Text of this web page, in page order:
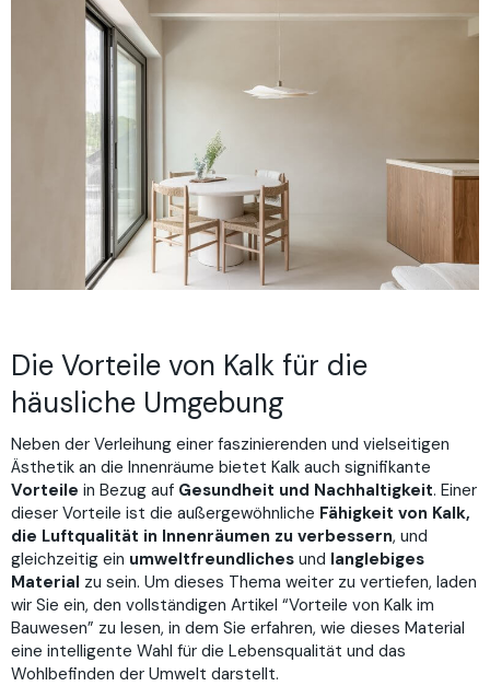
Die Vorteile von Kalk für die
häusliche Umgebung
Neben der Verleihung einer faszinierenden und vielseitigen
Ästhetik an die Innenräume bietet Kalk auch signifikante
Vorteile in Bezug auf Gesundheit und Nachhaltigkeit. Einer
dieser Vorteile ist die außergewöhnliche Fähigkeit von Kalk,
die Luftqualität in Innenräumen zu verbessern, und
gleichzeitig ein umweltfreundliches und langlebiges
Material zu sein. Um dieses Thema weiter zu vertiefen, laden
wir Sie ein, den vollständigen Artikel “Vorteile von Kalk im
Bauwesen” zu lesen, in dem Sie erfahren, wie dieses Material
eine intelligente Wahl für die Lebensqualität und das
Wohlbefinden der Umwelt darstellt.